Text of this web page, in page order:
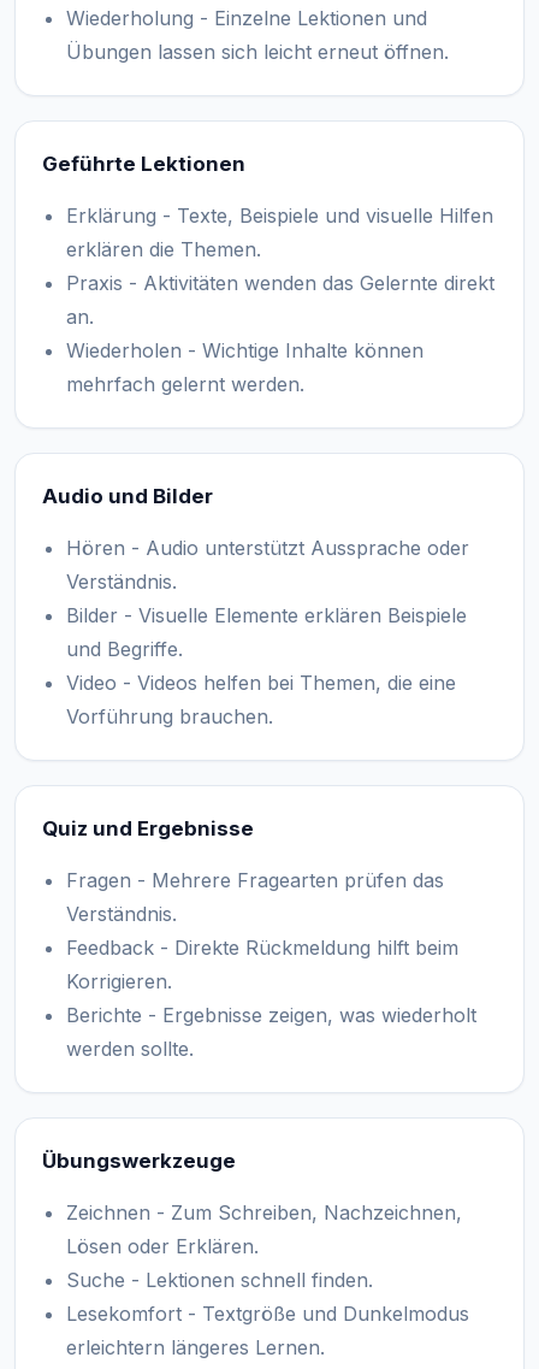
Wiederholung - Einzelne Lektionen und
Übungen lassen sich leicht erneut öffnen.
Geführte Lektionen
Erklärung - Texte, Beispiele und visuelle Hilfen
erklären die Themen.
Praxis - Aktivitäten wenden das Gelernte direkt
an.
Wiederholen - Wichtige Inhalte können
mehrfach gelernt werden.
Audio und Bilder
Hören - Audio unterstützt Aussprache oder
Verständnis.
Bilder - Visuelle Elemente erklären Beispiele
und Begriffe.
Video - Videos helfen bei Themen, die eine
Vorführung brauchen.
Quiz und Ergebnisse
Fragen - Mehrere Fragearten prüfen das
Verständnis.
Feedback - Direkte Rückmeldung hilft beim
Korrigieren.
Berichte - Ergebnisse zeigen, was wiederholt
werden sollte.
Übungswerkzeuge
Zeichnen - Zum Schreiben, Nachzeichnen,
Lösen oder Erklären.
Suche - Lektionen schnell finden.
Lesekomfort - Textgröße und Dunkelmodus
erleichtern längeres Lernen.